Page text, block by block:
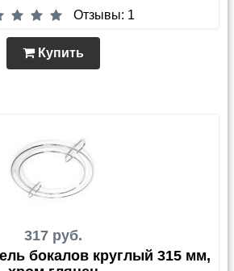
Отзывы: 1
Купить
317 руб.
бокалов круглый 315 мм,